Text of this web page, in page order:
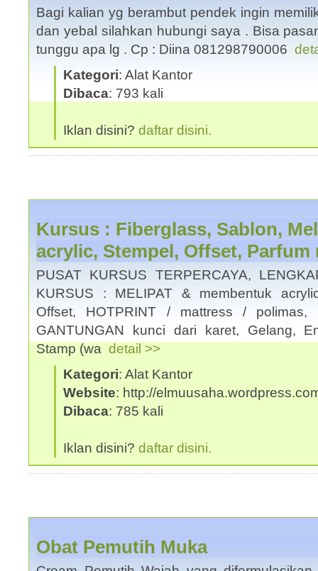
Bagi kalian yg berambut pendek ingin
dan yebal silahkan hubungi saya . Bisa
tunggu apa lg . Cp : Diina 081298790006
Kategori: Alat Kantor
Dibaca: 793 kali
Iklan disini? daftar disini.
Kursus : Fiberglass, Sablon,
acrylic, Stempel, Offset, Parfum
PUSAT KURSUS TERPERCAYA,
KURSUS : MELIPAT & membentuk
Offset, HOTPRINT / mattress / polimas,
GANTUNGAN kunci dari karet, Gelang,
Stamp (wa detail >>
Kategori: Alat Kantor
Website: http://
Dibaca: 785 kali
Iklan disini? daftar disini.
Obat Pemutih Muka